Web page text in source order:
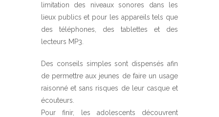
limitation des niveaux sonores dans les
lieux publics et pour les appareils tels que
des téléphones, des tablettes et des
lecteurs MP3.
Des conseils simples sont dispensés afin
de permettre aux jeunes de faire un usage
raisonné et sans risques de leur casque et
écouteurs.
Pour finir, les adolescents découvrent